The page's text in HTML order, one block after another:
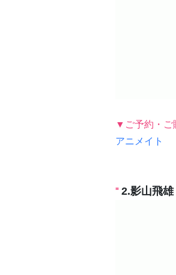
▼ご予約・ご
アニメイト
2.影山飛雄